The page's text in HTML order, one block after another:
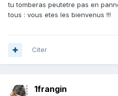
tu tomberas peutetre pas en
tous : vous etes les bienvenus !!!
Citer
1frangin